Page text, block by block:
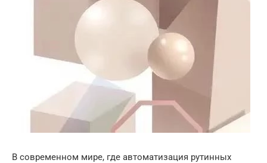
В современном мире, где автоматизация рутинных